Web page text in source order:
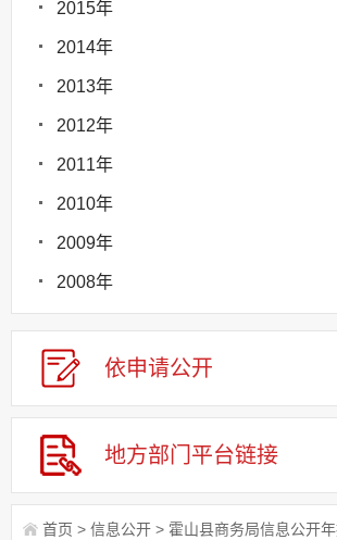
2015年
2014年
2013年
2012年
2011年
2010年
2009年
2008年
依申请公开
地方部门平台链接
首页 > 信息公开 > 霍山县商务局信息公开